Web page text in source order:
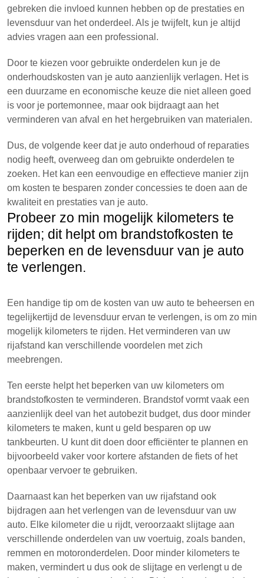
gebreken die invloed kunnen hebben op de prestaties en
levensduur van het onderdeel. Als je twijfelt, kun je altijd
advies vragen aan een professional.
Door te kiezen voor gebruikte onderdelen kun je de
onderhoudskosten van je auto aanzienlijk verlagen. Het is
een duurzame en economische keuze die niet alleen goed
is voor je portemonnee, maar ook bijdraagt aan het
verminderen van afval en het hergebruiken van materialen.
Dus, de volgende keer dat je auto onderhoud of reparaties
nodig heeft, overweeg dan om gebruikte onderdelen te
zoeken. Het kan een eenvoudige en effectieve manier zijn
om kosten te besparen zonder concessies te doen aan de
kwaliteit en prestaties van je auto.
Probeer zo min mogelijk kilometers te
rijden; dit helpt om brandstofkosten te
beperken en de levensduur van je auto
te verlengen.
Een handige tip om de kosten van uw auto te beheersen en
tegelijkertijd de levensduur ervan te verlengen, is om zo min
mogelijk kilometers te rijden. Het verminderen van uw
rijafstand kan verschillende voordelen met zich
meebrengen.
Ten eerste helpt het beperken van uw kilometers om
brandstofkosten te verminderen. Brandstof vormt vaak een
aanzienlijk deel van het autobezit budget, dus door minder
kilometers te maken, kunt u geld besparen op uw
tankbeurten. U kunt dit doen door efficiënter te plannen en
bijvoorbeeld vaker voor kortere afstanden de fiets of het
openbaar vervoer te gebruiken.
Daarnaast kan het beperken van uw rijafstand ook
bijdragen aan het verlengen van de levensduur van uw
auto. Elke kilometer die u rijdt, veroorzaakt slijtage aan
verschillende onderdelen van uw voertuig, zoals banden,
remmen en motoronderdelen. Door minder kilometers te
maken, vermindert u dus ook de slijtage en verlengt u de